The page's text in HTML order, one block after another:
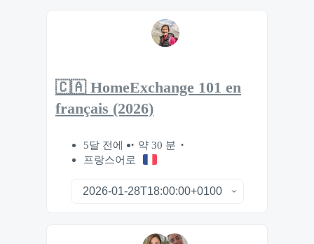
🇨🇦 HomeExchange 101 en
français (2026)
5달 전에
약 30 분
프랑스어로